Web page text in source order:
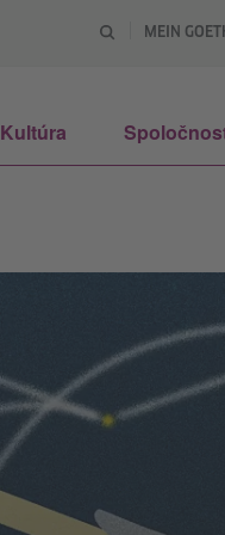
MEIN
Kultúra